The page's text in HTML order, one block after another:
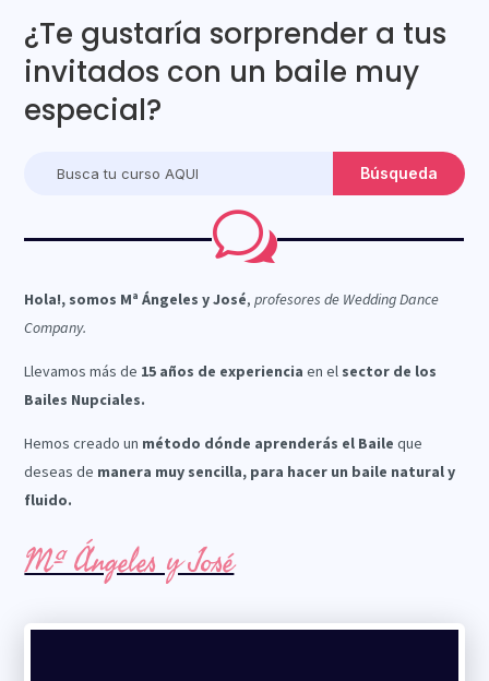
¿Te gustaría sorprender a tus
invitados con un baile muy
especial?
w
Hola!, somos Mª Ángeles y José,profesores de Wedding Dance
Company.
Llevamos más de 15 años de experiencia en el sector de los
Bailes Nupciales.
Hemos creado un método dónde aprenderás el Baile que
deseas de manera muy sencilla, para hacer un baile natural y
fluido.
Mª Ángeles y José